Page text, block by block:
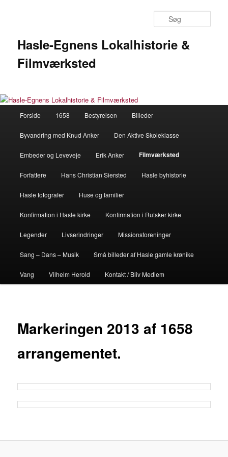
Hasle-Egnens Lokalhistorie &
Filmværksted
Forside 1658 Bestyrelsen Billeder
Byvandring med Knud Anker Den Aktive Skoleklasse
Embeder og Leveveje Erik Anker Filmværksted
Forfattere Hans Christian Siersted Hasle byhistorie
Hasle fotografer Huse og familier
Konfirmation i Hasle kirke Konfirmation i Rutsker kirke
Legender Livserindringer Missionsforeninger
Sang – Dans – Musik Små billeder af Hasle gamle krønike
Vang Vilhelm Herold Kontakt / Bliv Medlem
Markeringen 2013 af 1658
arrangementet.